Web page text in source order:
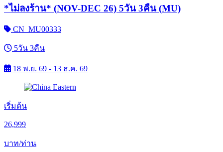
*ไม่ลงร้าน* (NOV-DEC 26) 5วัน 3คืน (MU)
CN_MU00333
5วัน 3คืน
18 พ.ย. 69 - 13 ธ.ค. 69
เริ่มต้น
26,999
บาท/ท่าน